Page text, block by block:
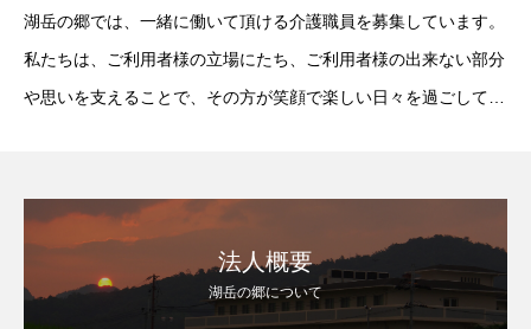
湖岳の郷では、一緒に働いて頂ける介護職員を募集しています。
私たちは、ご利用者様の立場にたち、ご利用者様の出来ない部分
や思いを支えることで、その方が笑顔で楽しい日々を過ごして頂
法人概要
湖岳の郷について